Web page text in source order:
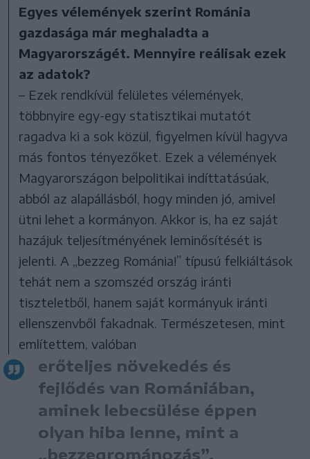
Egyes vélemények szerint Románia
gazdasága már meghaladta a
Magyarországét. Mennyire reálisak ezek
az adatok?
– Ezek rendkívül felületes vélemények,
többnyire egy-egy statisztikai mutatót
ragadva ki a sok közül, figyelmen kívül hagyva
más fontos tényezőket. Ezek a vélemények
Magyarországon belpolitikai indíttatásúak,
abból az alapállásból, hogy minden jó, amivel
ütni lehet a kormányon. Akkor is, ha ez saját
hazájuk teljesítményének leminősítését is
jelenti. A „bezzeg Románia!” típusú felkiáltások
tehát nem a szomszéd ország iránti
tiszteletből, hanem saját kormányuk iránti
ellenszenvből fakadnak. Természetesen, mint
említettem, valóban
erőteljes növekedés és
fejlődés van Romániában,
aminek lebecsülése éppen
olyan hiba lenne, mint a
„bezzegrománozás”.